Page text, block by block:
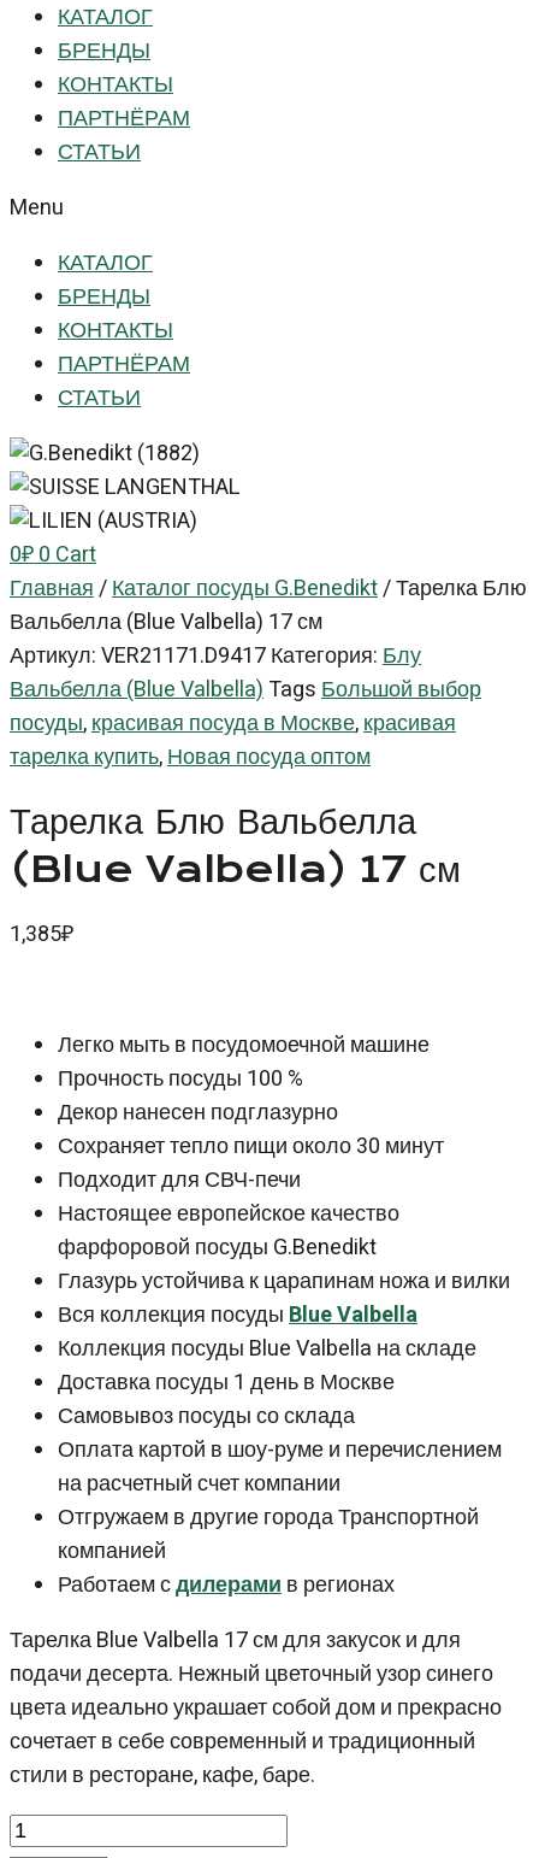
КАТАЛОГ
БРЕНДЫ
КОНТАКТЫ
ПАРТНЁРАМ
СТАТЬИ
Menu
КАТАЛОГ
БРЕНДЫ
КОНТАКТЫ
ПАРТНЁРАМ
СТАТЬИ
0₽0Cart
Главная/Каталог посуды G.Benedikt/Тарелка Блю
Вальбелла (Blue Valbella) 17 см
Артикул:VER21171.D9417Категория:Блу
Вальбелла (Blue Valbella)TagsБольшой выбор
посуды,красивая посуда в Москве,красивая
тарелка купить,Новая посуда оптом
Тарелка Блю Вальбелла
(Blue Valbella) 17 см
1,385₽
Легко мыть в посудомоечной машине
Прочность посуды 100 %
Декор нанесен подглазурно
Сохраняет тепло пищи около 30 минут
Подходит для СВЧ-печи
Настоящее европейское качество
фарфоровой посуды G.Benedikt
Глазурь устойчива к царапинам ножа и вилки
Вся коллекция посудыBlue Valbella
Коллекция посуды Blue Valbella на складе
Доставка посуды 1 день в Москве
Самовывоз посуды со склада
Оплата картой в шоу-руме и перечислением
на расчетный счет компании
Отгружаем в другие города Транспортной
компанией
Работаем сдилерамив регионах
Тарелка Blue Valbella 17 см для закусок и для
подачи десерта. Нежный цветочный узор синего
цвета идеально украшает собой дом и прекрасно
сочетает в себе современный и традиционный
стили в ресторане, кафе, баре.
Количество